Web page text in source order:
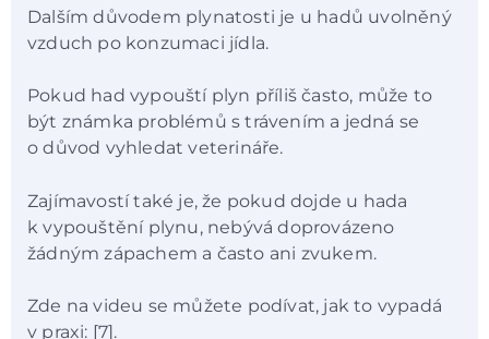
Dalším důvodem plynatosti je u hadů uvolněný
vzduch po konzumaci jídla.
Pokud had vypouští plyn příliš často, může to
být známka problémů s trávením a jedná se
o důvod vyhledat veterináře.
Zajímavostí také je, že pokud dojde u hada
k vypouštění plynu, nebývá doprovázeno
žádným zápachem a často ani zvukem.
Zde na videu se můžete podívat, jak to vypadá
v praxi: [7].